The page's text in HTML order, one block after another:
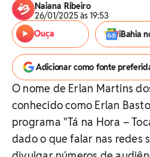
Naiana Ribeiro
26/01/2025 às 19:53
Ouça
iBahia
Adicionar como fonte
O nome de Erlan Martins
conhecido como Erlan
programa "Tá na Hora –
dado o que falar nas redes